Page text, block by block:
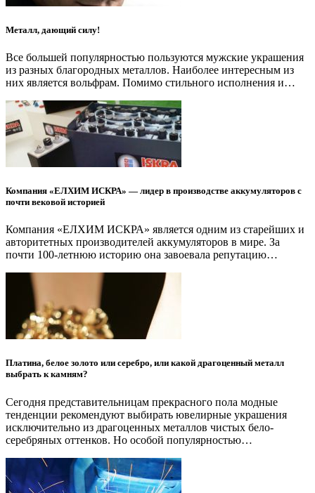
Металл, дающий силу!
Все большей популярностью пользуются мужские украшения
из разных благородных металлов. Наиболее интересным из
них является вольфрам. Помимо стильного исполнения и…
Компания «ЕЛХИМ ИСКРА» — лидер в производстве аккумуляторов с
почти вековой историей
Компания «ЕЛХИМ ИСКРА» является одним из старейших и
авторитетных производителей аккумуляторов в мире. За
почти 100-летнюю историю она завоевала репутацию…
Платина, белое золото или серебро, или какой драгоценный металл
выбрать к камням?
Сегодня представительницам прекрасного пола модные
тенденции рекомендуют выбирать ювелирные украшения
исключительно из драгоценных металлов чистых бело-
серебряных оттенков. Но особой популярностью…